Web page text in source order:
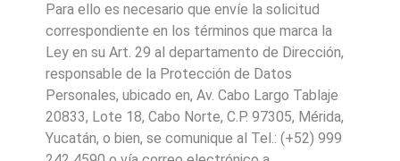
Para ello es necesario que envíe la solicitud
correspondiente en los términos que marca la
Ley en su Art. 29 al departamento de Dirección,
responsable de la Protección de Datos
Personales, ubicado en, Av. Cabo Largo Tablaje
20833, Lote 18, Cabo Norte, C.P. 97305, Mérida,
Yucatán, o bien, se comunique al Tel.: (+52) 999